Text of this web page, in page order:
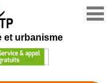
et urbanisme